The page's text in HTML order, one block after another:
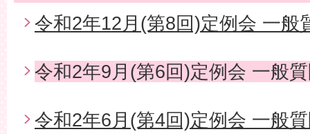
令和2年12月(第8回)定例会 一般
令和2年9月(第6回)定例会 一般
令和2年6月(第4回)定例会 一般